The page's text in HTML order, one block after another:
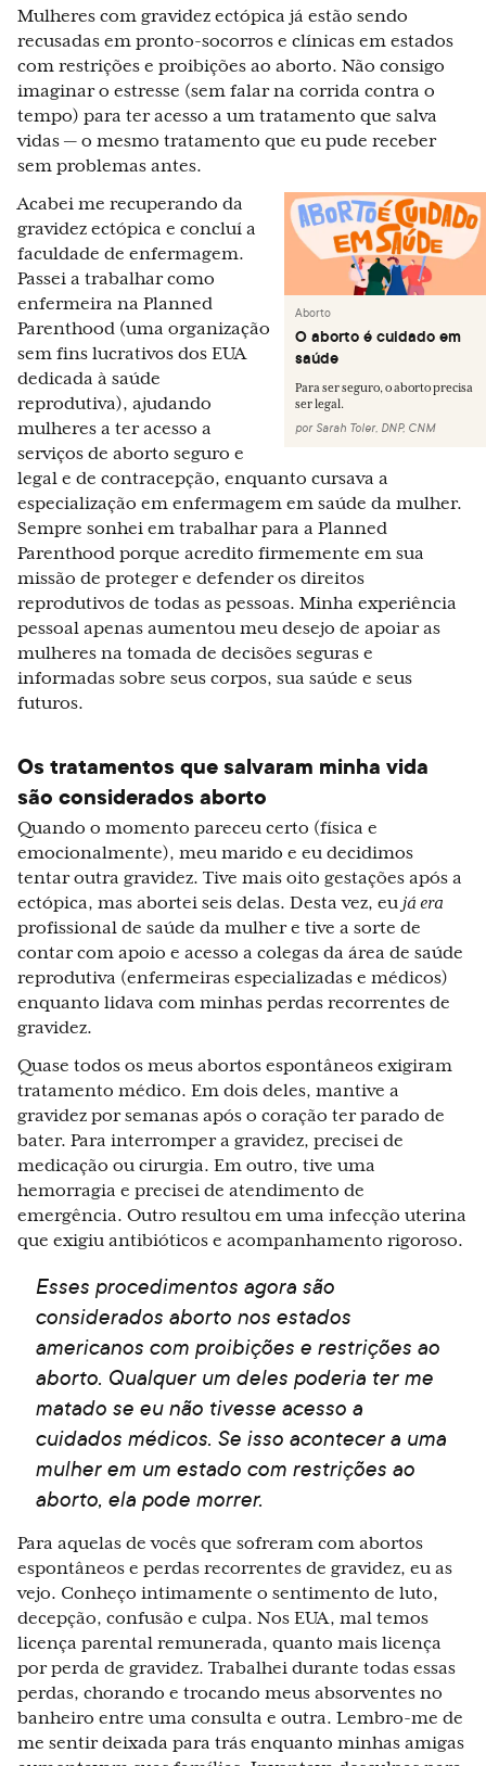
Mulheres com gravidez ectópica já estão sendo
recusadas em pronto-socorros e clínicas em estados
com restrições e proibições ao aborto. Não consigo
imaginar o estresse (sem falar na corrida contra o
tempo) para ter acesso a um tratamento que salva
vidas — o mesmo tratamento que eu pude receber
sem problemas antes.
Aborto
O aborto é cuidado em
saúde
Para ser seguro, o aborto precisa
ser legal.
por Sarah Toler, DNP, CNM
Acabei me recuperando da
gravidez ectópica e concluí a
faculdade de enfermagem.
Passei a trabalhar como
enfermeira na Planned
Parenthood (uma organização
sem fins lucrativos dos EUA
dedicada à saúde
reprodutiva), ajudando
mulheres a ter acesso a
serviços de aborto seguro e
legal e de contracepção, enquanto cursava a
especialização em enfermagem em saúde da mulher.
Sempre sonhei em trabalhar para a Planned
Parenthood porque acredito firmemente em sua
missão de proteger e defender os direitos
reprodutivos de todas as pessoas. Minha experiência
pessoal apenas aumentou meu desejo de apoiar as
mulheres na tomada de decisões seguras e
informadas sobre seus corpos, sua saúde e seus
futuros.
Os tratamentos que salvaram minha vida
são considerados aborto
Quando o momento pareceu certo (física e
emocionalmente), meu marido e eu decidimos
tentar outra gravidez. Tive mais oito gestações após a
ectópica, mas abortei seis delas. Desta vez, eu já era
profissional de saúde da mulher e tive a sorte de
contar com apoio e acesso a colegas da área de saúde
reprodutiva (enfermeiras especializadas e médicos)
enquanto lidava com minhas perdas recorrentes de
gravidez.
Quase todos os meus abortos espontâneos exigiram
tratamento médico. Em dois deles, mantive a
gravidez por semanas após o coração ter parado de
bater. Para interromper a gravidez, precisei de
medicação ou cirurgia. Em outro, tive uma
hemorragia e precisei de atendimento de
emergência. Outro resultou em uma infecção uterina
que exigiu antibióticos e acompanhamento rigoroso.
Esses procedimentos agora são
considerados aborto nos estados
americanos com proibições e restrições ao
aborto. Qualquer um deles poderia ter me
matado se eu não tivesse acesso a
cuidados médicos. Se isso acontecer a uma
mulher em um estado com restrições ao
aborto, ela pode morrer.
Para aquelas de vocês que sofreram com abortos
espontâneos e perdas recorrentes de gravidez, eu as
vejo. Conheço intimamente o sentimento de luto,
decepção, confusão e culpa. Nos EUA, mal temos
licença parental remunerada, quanto mais licença
por perda de gravidez. Trabalhei durante todas essas
perdas, chorando e trocando meus absorventes no
banheiro entre uma consulta e outra. Lembro-me de
me sentir deixada para trás enquanto minhas amigas